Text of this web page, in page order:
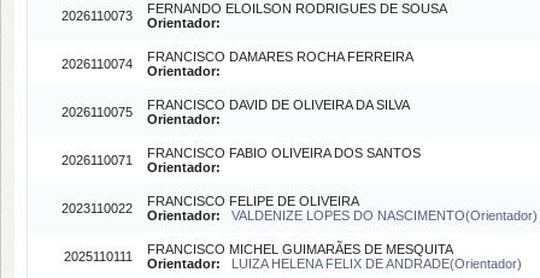
2026110073
FERNANDO ELOILSON RODRIGUES DE SOUSA
Orientador:
2026110074
FRANCISCO DAMARES ROCHA FERREIRA
Orientador:
2026110075
FRANCISCO DAVID DE OLIVEIRA DA SILVA
Orientador:
2026110071
FRANCISCO FABIO OLIVEIRA DOS SANTOS
Orientador:
2023110022
FRANCISCO FELIPE DE OLIVEIRA
Orientador:
VALDENIZE LOPES DO NASCIMENTO(Orientador)
2025110111
FRANCISCO MICHEL GUIMARÃES DE MESQUITA
Orientador:
LUIZA HELENA FELIX DE ANDRADE(Orientador)